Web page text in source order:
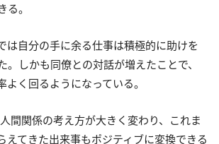
る。
は自分の手に余る仕事は積極的に助けを
。しかも同僚との対話が増えたことで、
よく回るようになっている。
間関係の考え方が大きく変わり、これま
えてきた出来事もポジティブに変換できる